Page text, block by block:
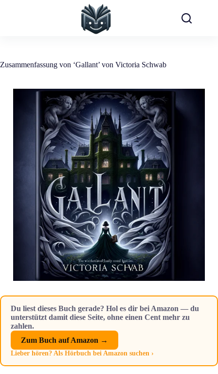
Zusammenfassung von ‘Gallant’ von Victoria Schwab
Du liest dieses Buch gerade? Hol es dir bei Amazon — du
unterstützt damit diese Seite, ohne einen Cent mehr zu
zahlen.
Zum Buch auf Amazon →
Lieber hören? Als Hörbuch bei Amazon suchen ›